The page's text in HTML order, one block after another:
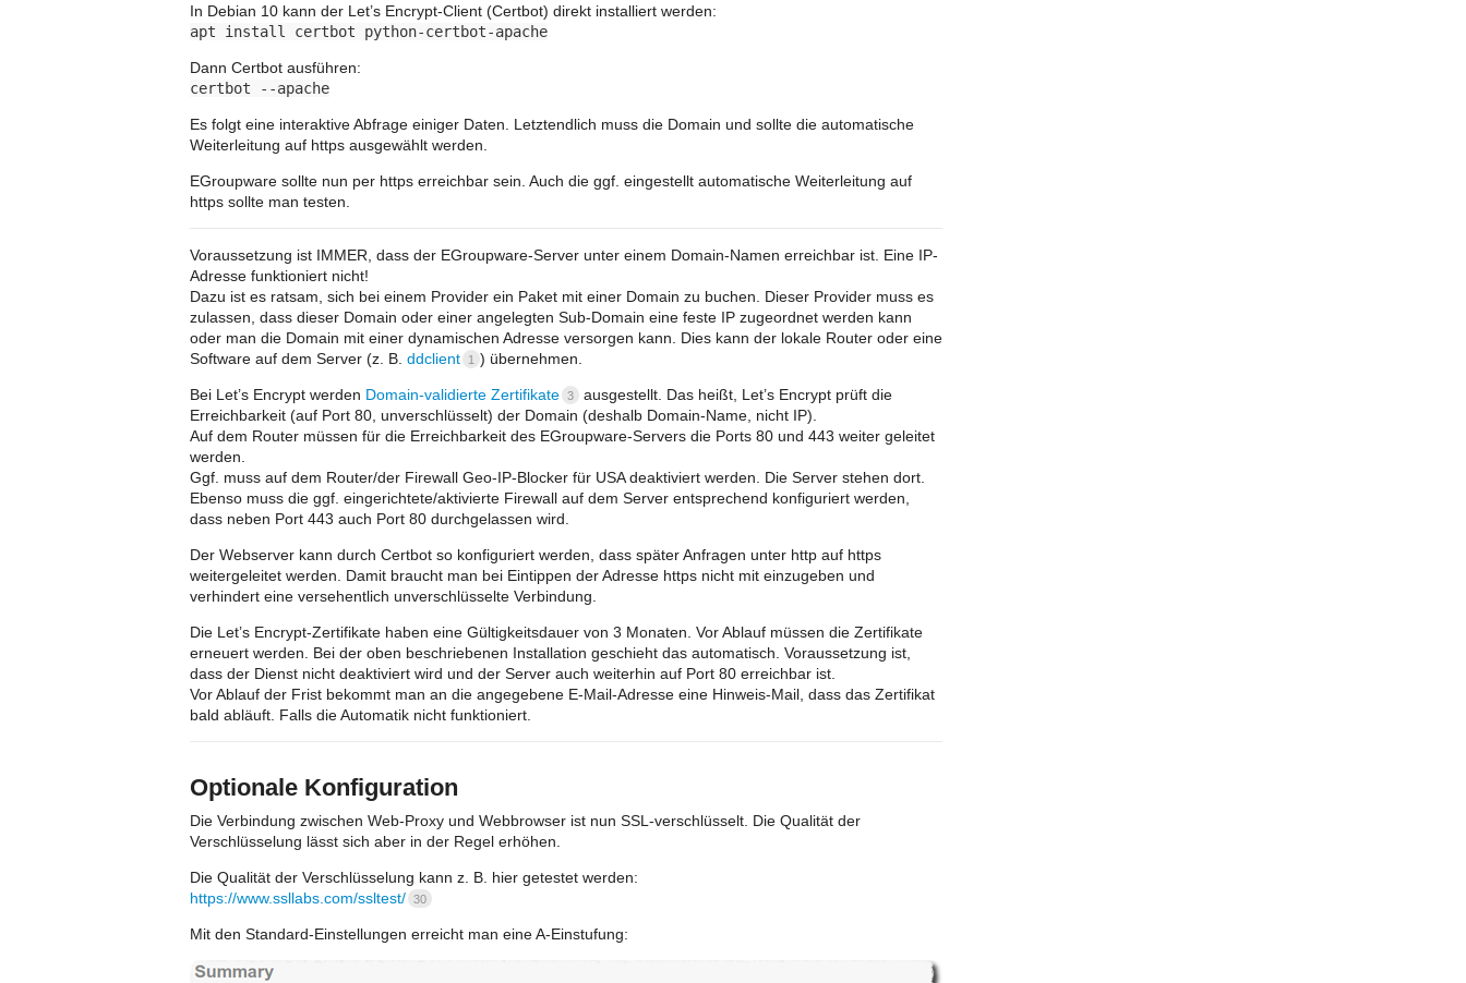
In Debian 10 kann der Let’s Encrypt-Client (Certbot) direkt installiert werden:
apt install certbot python-certbot-apache
Dann Certbot ausführen:
certbot --apache
Es folgt eine interaktive Abfrage einiger Daten. Letztendlich muss die Domain und sollte die automatische
Weiterleitung auf https ausgewählt werden.
EGroupware sollte nun per https erreichbar sein. Auch die ggf. eingestellt automatische Weiterleitung auf
https sollte man testen.
Voraussetzung ist IMMER, dass der EGroupware-Server unter einem Domain-Namen erreichbar ist. Eine IP-
Adresse funktioniert nicht!
Dazu ist es ratsam, sich bei einem Provider ein Paket mit einer Domain zu buchen. Dieser Provider muss es
zulassen, dass dieser Domain oder einer angelegten Sub-Domain eine feste IP zugeordnet werden kann
oder man die Domain mit einer dynamischen Adresse versorgen kann. Dies kann der lokale Router oder eine
Software auf dem Server (z. B. ddclient 1 ) übernehmen.
Bei Let’s Encrypt werden Domain-validierte Zertifikate 3
ausgestellt. Das heißt, Let’s Encrypt prüft die
Erreichbarkeit (auf Port 80, unverschlüsselt) der Domain (deshalb Domain-Name, nicht IP).
Auf dem Router müssen für die Erreichbarkeit des EGroupware-Servers die Ports 80 und 443 weiter geleitet
werden.
Ggf. muss auf dem Router/der Firewall Geo-IP-Blocker für USA deaktiviert werden. Die Server stehen dort.
Ebenso muss die ggf. eingerichtete/aktivierte Firewall auf dem Server entsprechend konfiguriert werden,
dass neben Port 443 auch Port 80 durchgelassen wird.
Der Webserver kann durch Certbot so konfiguriert werden, dass später Anfragen unter http auf https
weitergeleitet werden. Damit braucht man bei Eintippen der Adresse https nicht mit einzugeben und
verhindert eine versehentlich unverschlüsselte Verbindung.
Die Let’s Encrypt-Zertifikate haben eine Gültigkeitsdauer von 3 Monaten. Vor Ablauf müssen die Zertifikate
erneuert werden. Bei der oben beschriebenen Installation geschieht das automatisch. Voraussetzung ist,
dass der Dienst nicht deaktiviert wird und der Server auch weiterhin auf Port 80 erreichbar ist.
Vor Ablauf der Frist bekommt man an die angegebene E-Mail-Adresse eine Hinweis-Mail, dass das Zertifikat
bald abläuft. Falls die Automatik nicht funktioniert.
Optionale Konfiguration
Die Verbindung zwischen Web-Proxy und Webbrowser ist nun SSL-verschlüsselt. Die Qualität der
Verschlüsselung lässt sich aber in der Regel erhöhen.
Die Qualität der Verschlüsselung kann z. B. hier getestet werden:
https://www.ssllabs.com/ssltest/ 30
Mit den Standard-Einstellungen erreicht man eine A-Einstufung: